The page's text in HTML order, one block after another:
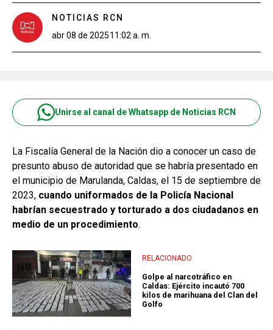
NOTICIAS RCN
abr 08 de 202511:02 a. m.
Unirse al canal de Whatsapp de Noticias RCN
La Fiscalía General de la Nación dio a conocer un caso de
presunto abuso de autoridad que se habría presentado en
el municipio de Marulanda, Caldas, el 15 de septiembre de
2023, cuando uniformados de la Policía Nacional
habrían secuestrado y torturado a dos ciudadanos en
medio de un procedimiento.
RELACIONADO
Golpe al narcotráfico en
Caldas: Ejército incautó 700
kilos de marihuana del Clan del
Golfo